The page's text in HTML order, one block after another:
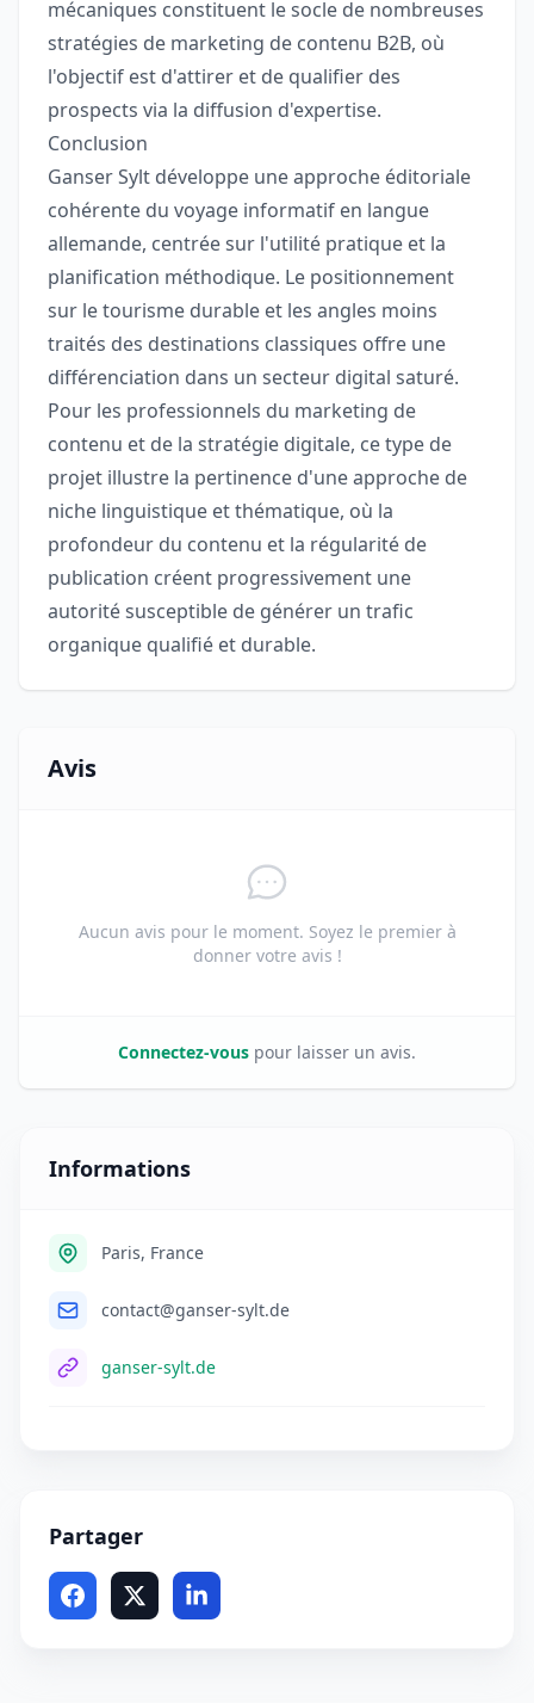
mécaniques constituent le socle de nombreuses
stratégies de marketing de contenu B2B, où
l'objectif est d'attirer et de qualifier des
prospects via la diffusion d'expertise.
Conclusion
Ganser Sylt développe une approche éditoriale
cohérente du voyage informatif en langue
allemande, centrée sur l'utilité pratique et la
planification méthodique. Le positionnement
sur le tourisme durable et les angles moins
traités des destinations classiques offre une
différenciation dans un secteur digital saturé.
Pour les professionnels du marketing de
contenu et de la stratégie digitale, ce type de
projet illustre la pertinence d'une approche de
niche linguistique et thématique, où la
profondeur du contenu et la régularité de
publication créent progressivement une
autorité susceptible de générer un trafic
organique qualifié et durable.
Avis
Aucun avis pour le moment. Soyez le premier à
donner votre avis !
Connectez-vous pour laisser un avis.
Informations
Paris, France
contact@ganser-sylt.de
ganser-sylt.de
Partager